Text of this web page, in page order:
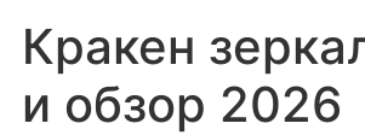
Кракен
и обзор 2026